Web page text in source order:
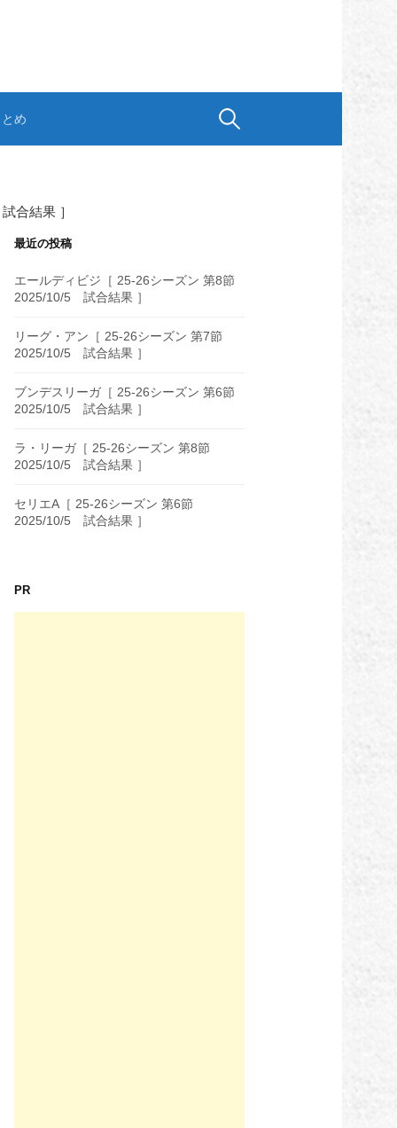
め 検
合結果 ］
最近の投稿
エールディビジ［ 25-26シーズン 第8節
2025/10/5 試合結果 ］
リーグ・アン［ 25-26シーズン 第7節
2025/10/5 試合結果 ］
ブンデスリーガ［ 25-26シーズン 第6節
2025/10/5 試合結果 ］
ラ・リーガ［ 25-26シーズン 第8節
2025/10/5 試合結果 ］
セリエA［ 25-26シーズン 第6節
2025/10/5 試合結果 ］
PR